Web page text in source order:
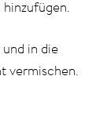
und in die
vermischen.